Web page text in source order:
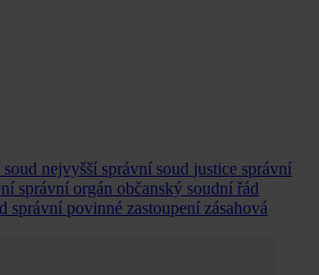
nejvyšší správní soud justice správní
správní orgán občanský soudní řád
správní povinné zastoupení zásahová